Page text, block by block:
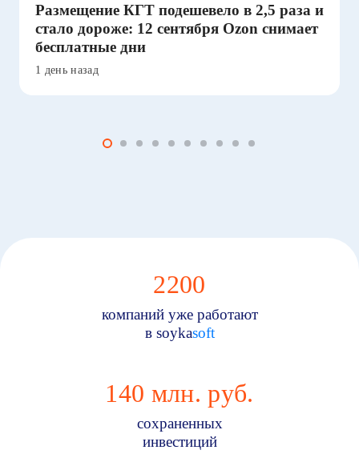
Размещение КГТ подешевело в 2,5 раза и
стало дороже: 12 сентября Ozon снимает
бесплатные дни
1 день назад
2200
компаний уже работают
в soykasoft
140 млн. руб.
сохраненных
инвестиций